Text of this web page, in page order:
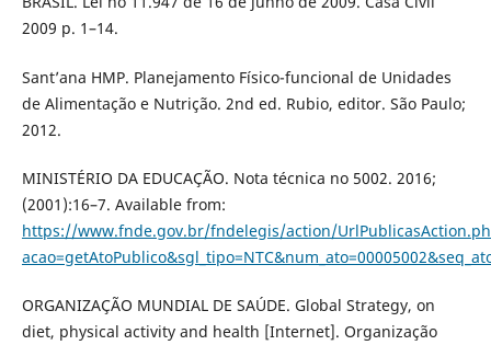
2009 p. 1–14.
Sant’ana HMP. Planejamento Físico-funcional de Unidades
de Alimentação e Nutrição. 2nd ed. Rubio, editor. São Paulo;
2012.
MINISTÉRIO DA EDUCAÇÃO. Nota técnica no 5002. 2016;
(2001):16–7. Available from:
https://www.fnde.gov.br/fndelegis/action/
ORGANIZAÇÃO MUNDIAL DE SAÚDE. Global Strategy, on
diet, physical activity and health [Internet]. Organização